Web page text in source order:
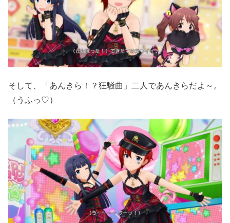
そして、「あんきら！？狂騒曲」二人であんきらだよ～。
（うふっ♡）